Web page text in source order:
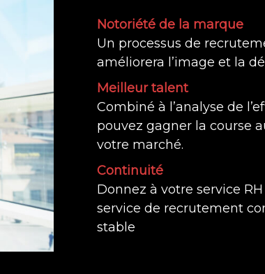
Notoriété de la marque
Un processus de
améliorera l’image et la
Meilleur talent
Combiné à l’analyse de
pouvez gagner la course
votre marché.
Continuité
Donnez à votre service
service de recrutement
stable